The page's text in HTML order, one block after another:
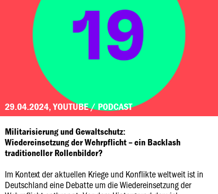
29.04.2024, YOUTUBE / PODCAST
Militarisierung und Gewaltschutz:
Wiedereinsetzung der Wehrpflicht – ein Backlash
traditioneller Rollenbilder?
Im Kontext der aktuellen Kriege und Konflikte weltweit ist in
Deutschland eine Debatte um die Wiedereinsetzung der